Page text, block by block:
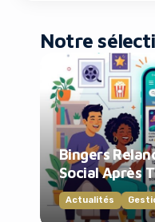
Notre
Bingers
Social Après
Actualités